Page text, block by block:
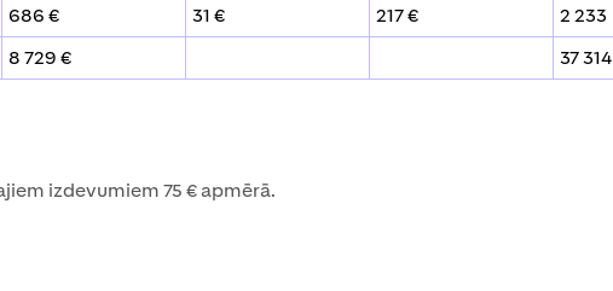
686 € 31 € 217 € 2 233
8 729 € 37 314
izdevumiem 75 € apmērā.